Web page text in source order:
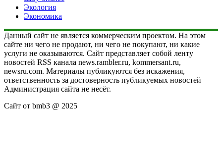
Экология
Экономика
Данный сайт не является коммерческим проектом. На этом
сайте ни чего не продают, ни чего не покупают, ни какие
услуги не оказываются. Сайт представляет собой ленту
новостей RSS канала news.rambler.ru, kommersant.ru,
newsru.com. Материалы публикуются без искажения,
ответственность за достоверность публикуемых новостей
Администрация сайта не несёт.
Сайт от bmb3 @ 2025